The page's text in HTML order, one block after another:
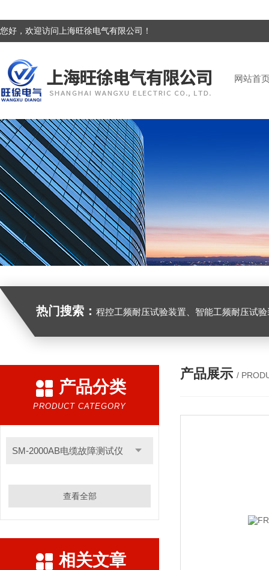
您好，欢迎访问上海旺徐电气有限公司！
网站首
热门搜索： 程控工频耐压试验装置、智能工频耐压试验装置、工频耐压试验装置、工频耐压试验仪、工频耐压试验台、高压耐压试
产品分类
PRODUCT CATEGORY
SM-2000AB电缆故障测试仪
查看全部
相关文章
产品展示 /